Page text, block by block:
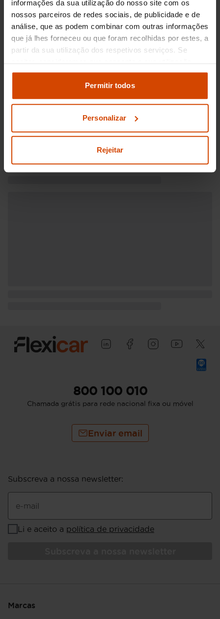
informações da sua utilização do nosso site com os
nossos parceiros de redes sociais, de publicidade e de
análise, que as podem combinar com outras informações
que já lhes forneceu ou que foram recolhidas por estes, a
partir da sua utilização dos respetivos serviços. Se
aceitar, consideramos que consente a sua utilização.
Pode modificar as suas opções de consentimento e
definições de cookies
definições e saber mais na nossapolítica de
Permitir todos
Personalizar
Rejeitar
800 100 010
Chamada grátis para rede nacional fixa ou móvel
Enviar email
Subscreva a nossa newsletter:
e-mail
Li e aceito a política de privacidade
Marcas